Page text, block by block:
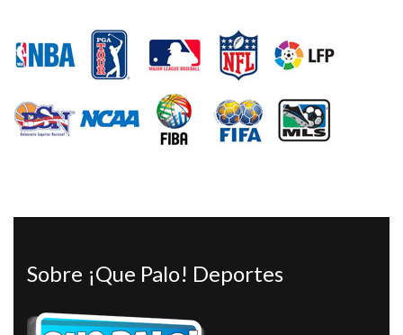
Sobre ¡Que Palo! Deportes